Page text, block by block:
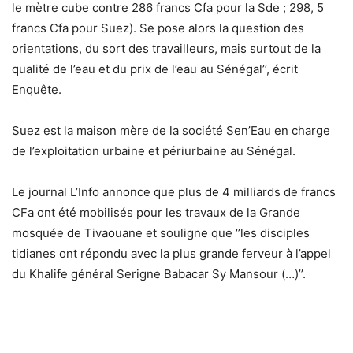
le mètre cube contre 286 francs Cfa pour la Sde ; 298, 5
francs Cfa pour Suez). Se pose alors la question des
orientations, du sort des travailleurs, mais surtout de la
qualité de l’eau et du prix de l’eau au Sénégal’’, écrit
Enquête.
Suez est la maison mère de la société Sen’Eau en charge
de l’exploitation urbaine et périurbaine au Sénégal.
Le journal L’Info annonce que plus de 4 milliards de francs
CFa ont été mobilisés pour les travaux de la Grande
mosquée de Tivaouane et souligne que ‘’les disciples
tidianes ont répondu avec la plus grande ferveur à l’appel
du Khalife général Serigne Babacar Sy Mansour (…)’’.